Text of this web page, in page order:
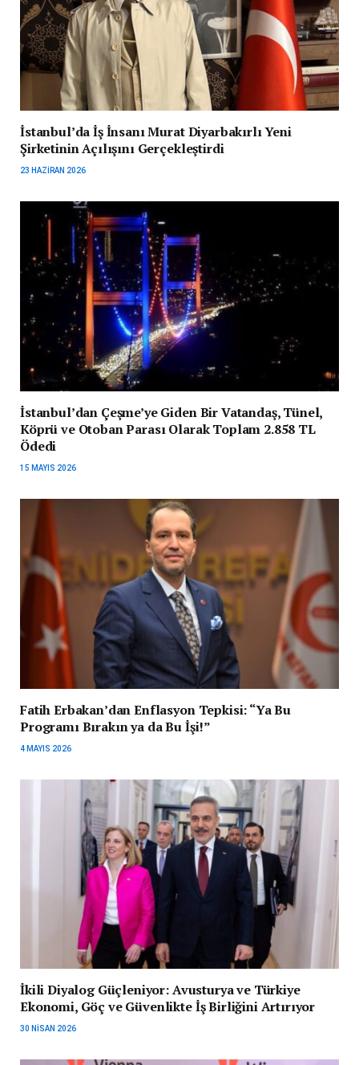
İstanbul’da İş İnsanı Murat Diyarbakırlı Yeni
Şirketinin Açılışını Gerçekleştirdi
23 HAZIRAN 2026
İstanbul’dan Çeşme’ye Giden Bir Vatandaş, Tünel,
Köprü ve Otoban Parası Olarak Toplam 2.858 TL
Ödedi
15 MAYIS 2026
Fatih Erbakan’dan Enflasyon Tepkisi: “Ya Bu
Programı Bırakın ya da Bu İşi!”
4 MAYIS 2026
İkili Diyalog Güçleniyor: Avusturya ve Türkiye
Ekonomi, Göç ve Güvenlikte İş Birliğini Artırıyor
30 NISAN 2026